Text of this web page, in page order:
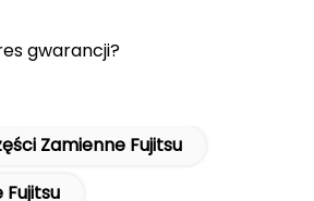
gwarancji?
Zamienne Fujitsu
Fujitsu